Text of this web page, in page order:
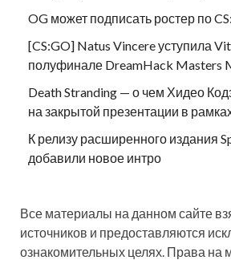
OG может подписать ростер по
[CS:GO] Natus Vincere уступила
полуфинале DreamHack Masters
Death Stranding — о чем Хидео
на закрытой презентации в
К релизу расширенного издания
добавили новое интро
Все материалы на данном сайте
источников и предоставляются
ознакомительных целях. Права на